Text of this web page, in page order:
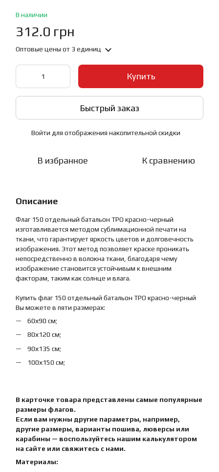
В наличии
312.0 грн
Оптовые цены от 3 единиц
Купить
Быстрый заказ
Войти для отображения накопительной скидки
В избранное К сравнению
Описание
Флаг 150 отдельный батальон ТРО красно-черный
изготавливается методом сублимационной печати на
ткани, что гарантирует яркость цветов и долговечность
изображения. Этот метод позволяет краске проникать
непосредственно в волокна ткани, благодаря чему
изображение становится устойчивым к внешним
факторам, таким как солнце и влага.
Купить флаг 150 отдельный батальон ТРО красно-черный
Вы можете в пяти размерах:
60х90 см;
80х120 см;
90х135 см;
100х150 см;
В карточке товара представлены самые популярные
размеры флагов.
Если вам нужны другие параметры, например,
другие размеры, варианты пошива, люверсы или
карабины — воспользуйтесь нашим калькулятором
на сайте или свяжитесь с нами.
Материалы: